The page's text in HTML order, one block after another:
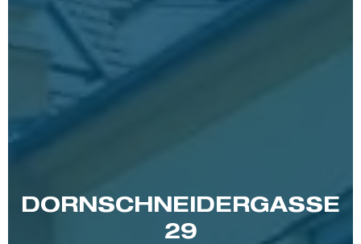
DORNSCHNEIDERGASSE
29